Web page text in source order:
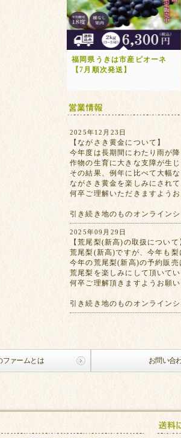
福岡県うきは市産ピオーネ
【7月順次発送】
2025年12月23日
【ながさき黄金について】
今年度は長期間にわたり雨が
作物の生育に大きな支障が生じ
その結果、例年に比べて大幅
ながさき黄金を楽しみにされ
何卒ご理解いただきますよう
引き続き地のものオンライン
2025年09月29日
【荒尾梨(新高)の取扱について
荒尾梨(新高)ですが、今年も梨
今年の荒尾梨(新高)の予約販売
荒尾梨を楽しみにして頂いて
何卒ご理解頂きますようお願い
引き続き地のものオンライン
ファームとは お問い合